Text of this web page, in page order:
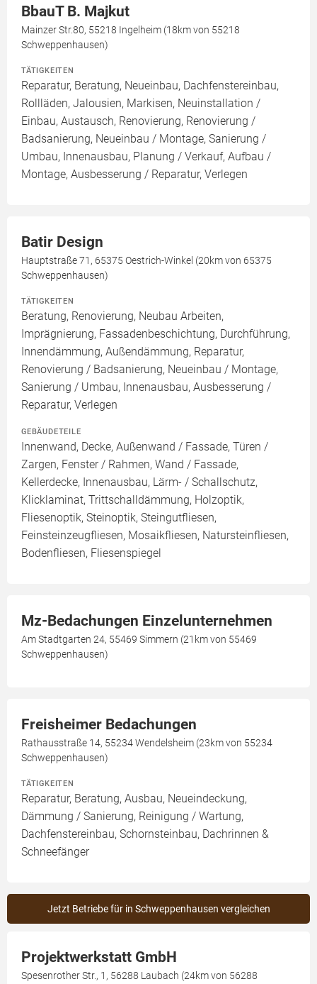
BbauT B. Majkut
Mainzer Str.80, 55218 Ingelheim (18km von 55218
Schweppenhausen)
TÄTIGKEITEN
Reparatur, Beratung, Neueinbau, Dachfenstereinbau,
Rollläden, Jalousien, Markisen, Neuinstallation /
Einbau, Austausch, Renovierung, Renovierung /
Badsanierung, Neueinbau / Montage, Sanierung /
Umbau, Innenausbau, Planung / Verkauf, Aufbau /
Montage, Ausbesserung / Reparatur, Verlegen
Batir Design
Hauptstraße 71, 65375 Oestrich-Winkel (20km von 65375
Schweppenhausen)
TÄTIGKEITEN
Beratung, Renovierung, Neubau Arbeiten,
Imprägnierung, Fassadenbeschichtung, Durchführung,
Innendämmung, Außendämmung, Reparatur,
Renovierung / Badsanierung, Neueinbau / Montage,
Sanierung / Umbau, Innenausbau, Ausbesserung /
Reparatur, Verlegen
GEBÄUDETEILE
Innenwand, Decke, Außenwand / Fassade, Türen /
Zargen, Fenster / Rahmen, Wand / Fassade,
Kellerdecke, Innenausbau, Lärm- / Schallschutz,
Klicklaminat, Trittschalldämmung, Holzoptik,
Fliesenoptik, Steinoptik, Steingutfliesen,
Feinsteinzeugfliesen, Mosaikfliesen, Natursteinfliesen,
Bodenfliesen, Fliesenspiegel
Mz-Bedachungen Einzelunternehmen
Am Stadtgarten 24, 55469 Simmern (21km von 55469
Schweppenhausen)
Freisheimer Bedachungen
Rathausstraße 14, 55234 Wendelsheim (23km von 55234
Schweppenhausen)
TÄTIGKEITEN
Reparatur, Beratung, Ausbau, Neueindeckung,
Dämmung / Sanierung, Reinigung / Wartung,
Dachfenstereinbau, Schornsteinbau, Dachrinnen &
Schneefänger
Jetzt Betriebe für in Schweppenhausen vergleichen
Projektwerkstatt GmbH
Spesenrother Str., 1, 56288 Laubach (24km von 56288